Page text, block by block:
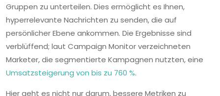
Gruppen zu unterteilen. Dies ermöglicht es Ihnen,
hyperrelevante Nachrichten zu senden, die auf
persönlicher Ebene ankommen. Die Ergebnisse sind
verblüffend; laut Campaign Monitor verzeichneten
Marketer, die segmentierte Kampagnen nutzten, eine
Umsatzsteigerung von bis zu 760 %.
Hier geht es nicht nur darum, bessere Metriken zu